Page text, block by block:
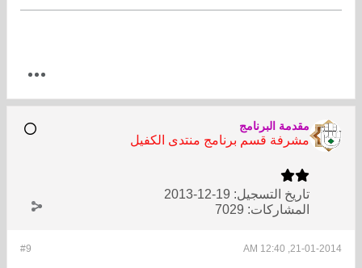
مقدمة البرنامج
مشرفة قسم برنامج منتدى الكفيل
تاريخ التسجيل: 19-12-2013
المشاركات: 7029
#9 21-01-2014, 12:40 AM